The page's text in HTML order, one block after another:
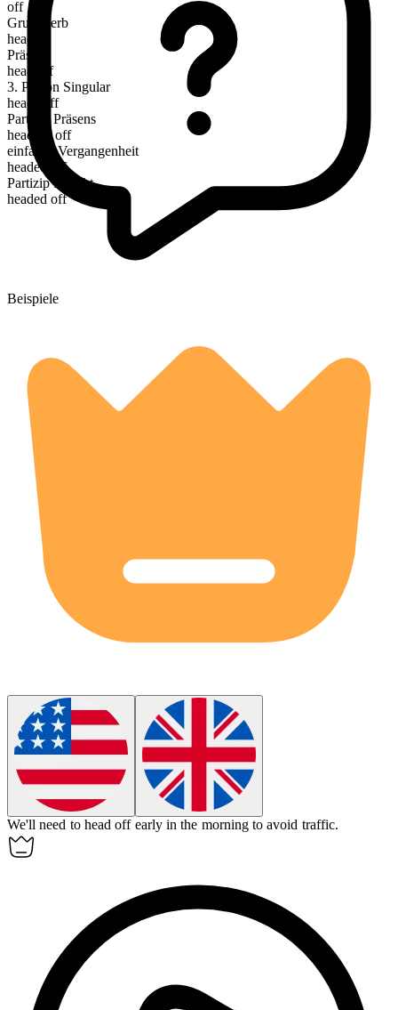
off
Grundverb
head
Präsens
head off
3. Person Singular
heads off
Partizip Präsens
heading off
einfache Vergangenheit
headed off
Partizip Perfekt
headed off
Beispiele
We'll need to head off early in the morning to avoid traffic.